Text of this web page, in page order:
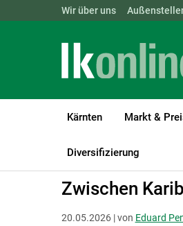
Landwirtschaftskammern:
Wir über uns
Kärnten Markt &
Diversifizierung
LK Kärnten Tiere
Zwischen
20.05.2026 | von Eduard